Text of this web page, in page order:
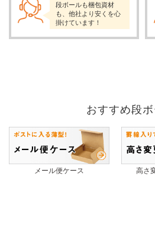
段ボールも梱包資材
も、他社より安くを心
掛けています！
おすすめ段
メール便ケース 高さ